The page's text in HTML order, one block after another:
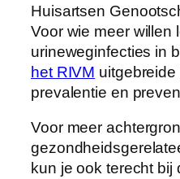
Huisartsen
Voor wie meer willen
urineweginfecties in
het RIVM
prevalentie en
Voor meer
kun je ook terecht bij